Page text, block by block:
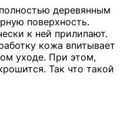
деревянным
поверхность.
к ней прилипают.
кожа впитывает
уходе. При этом,
Так что такой